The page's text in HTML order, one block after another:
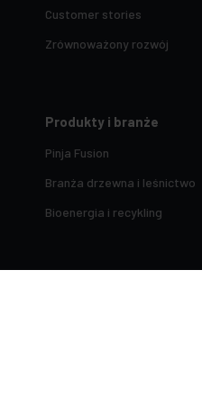
Customer stories
Zrównoważony rozwój
Produkty i branże
Pinja Fusion
Branża drzewna i leśnictwo
Bioenergia i recykling